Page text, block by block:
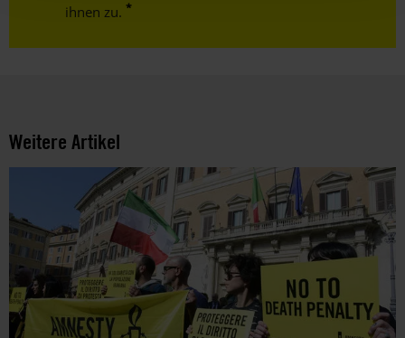
ihnen zu.
Weitere Artikel